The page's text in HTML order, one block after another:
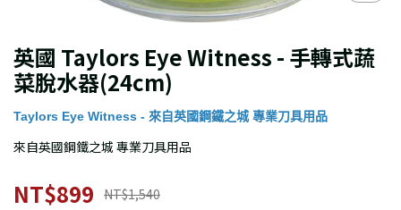
英國 Taylors Eye Witness - 手轉式蔬
菜脫水器(24cm)
Taylors Eye Witness - 來自英國鋼鐵之城 專業刀具用品
來自英國鋼鐵之城 專業刀具用品
NT$899 NT$1,540